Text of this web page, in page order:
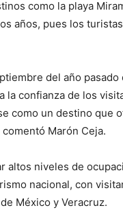
como la playa
años, pues los
del año
la confianza de los
como un destino que
Marón Ceja.
altos niveles de
nacional, con
México y Veracruz.